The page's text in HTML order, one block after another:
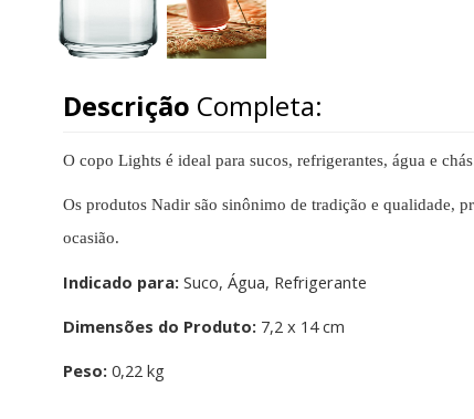
Descrição Completa:
O copo Lights é ideal para sucos, refrigerantes, água e
Os produtos Nadir são sinônimo de tradição e qualidade,
ocasião.
Indicado para: Suco, Água, Refrigerante
Dimensões do Produto: 7,2 x 14 cm
Peso: 0,22 kg